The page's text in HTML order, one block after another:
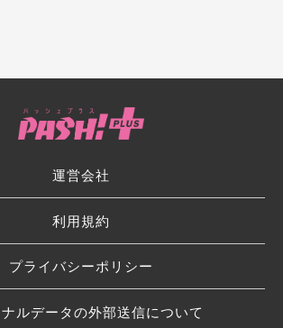
運営会社
利用規約
プライバシーポリシー
ルデータの外部送信について